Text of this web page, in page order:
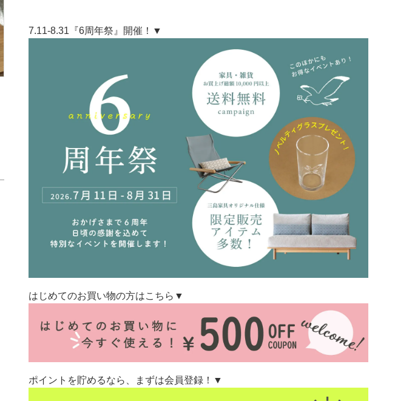
7.11-8.31『6周年祭』開催！▼
はじめてのお買い物の方はこちら▼
ポイントを貯めるなら、まずは会員登録！▼